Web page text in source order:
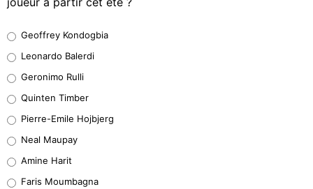
38%
32%
5%
1%
Geoffrey Kondogbia
Leonardo Balerdi
Geronimo Rulli
Quinten Timber
Pierre-Emile Hojbjerg
Neal Maupay
Amine Harit
Faris Moumbagna